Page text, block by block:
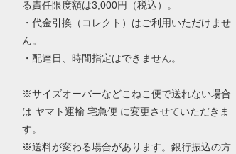
る責任限度額は3,000円（税込）。
・代金引換（コレクト）はご利用いただけませ
ん。
・配達日、時間指定はできません。
※サイズオーバーなどこねこ便で送れない場合
は ヤマト運輸 宅急便 に変更させていただきま
す。
※送料が変わる場合があります。銀行振込の方